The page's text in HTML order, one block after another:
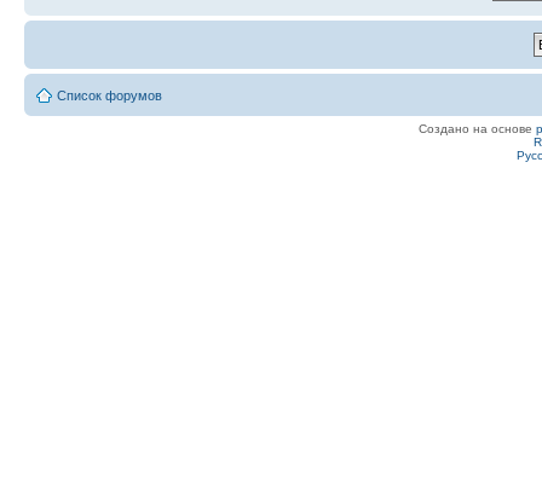
Список форумов
Создано на основе